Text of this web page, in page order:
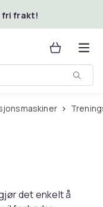
fri frakt!
det enkelt å